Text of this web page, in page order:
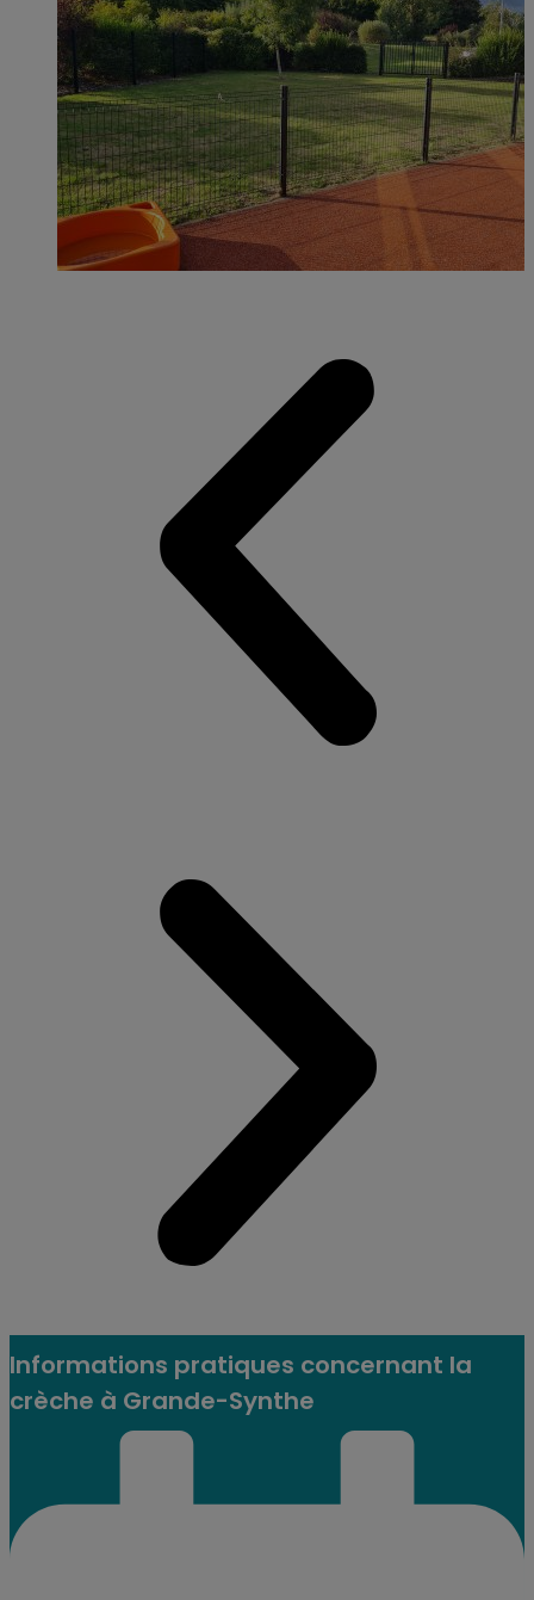
Informations pratiques concernant la
crèche à Grande-Synthe